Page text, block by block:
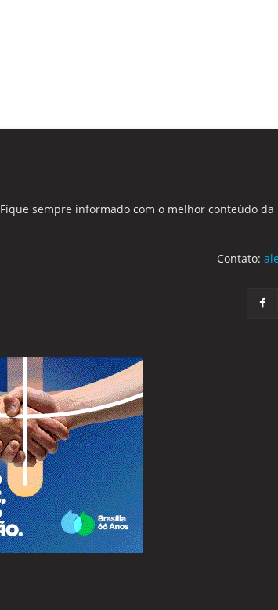
Fique sempre informado com o melhor conteúdo
Contato: